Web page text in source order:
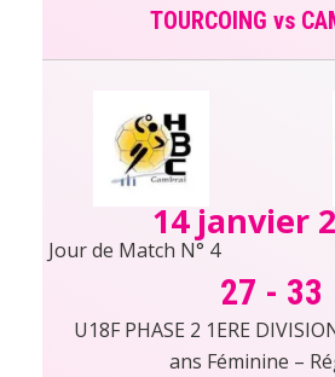
TOURCOING vs
14 janvier
Jour de Match N° 4
27 - 33
U18F PHASE 2 1ERE
ans Féminine –